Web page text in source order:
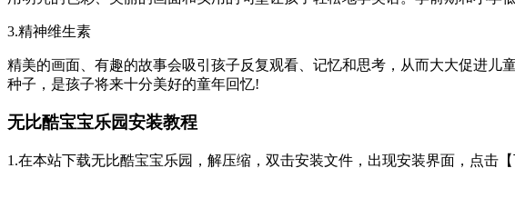
3.精神维生素
精美的画面、有趣的故事会吸引孩子反复观看、记忆和思考，从而大大促进
种子，是孩子将来十分美好的童年回忆!
无比酷宝宝乐园安装教程
1.在本站下载无比酷宝宝乐园，解压缩，双击安装文件，出现安装界面，点击【